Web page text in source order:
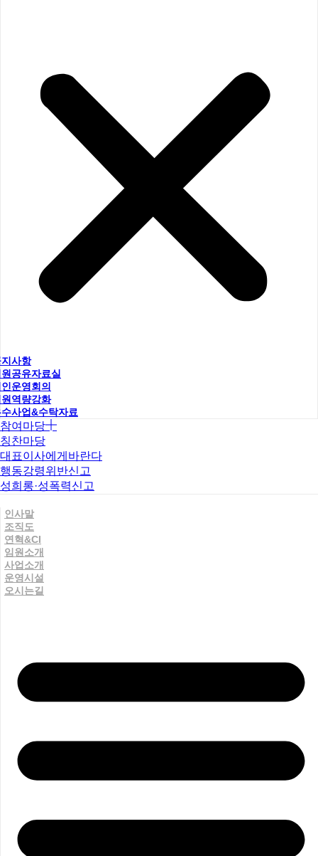
사항
공유자료실
운영회의
역량강화
사업&수탁자료
참여마당
칭찬마당
대표이사에게바란다
행동강령위반신고
성희롱·성폭력신고
인사말
조직도
연혁&CI
임원소개
사업소개
운영시설
오시는길